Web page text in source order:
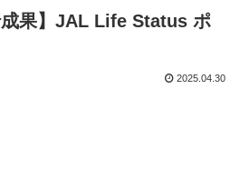
成果】JAL Life Status ポ
2025.04.30